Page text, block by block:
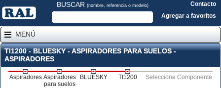
BUSCAR (nombre, referencia o modelo)
Contacto
Agregar a favoritos
MENÚ
TI1200 - BLUESKY - ASPIRADORES PARA SUELOS -
ASPIRADORES
Aspiradores Aspiradores
para suelos
BLUESKY TI1200 Seleccione Componente